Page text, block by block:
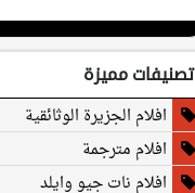
تصنيفات مميزة
افلام الجزيرة الوثائقية
افلام مترجمة
افلام نات جيو وايلد